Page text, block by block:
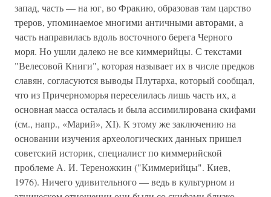
запад, часть — на юг, во Фракию, образовав там царство
треров, упоминаемое многими античными авторами, а
часть направилась вдоль восточного берега Черного
моря. Но ушли далеко не все киммерийцы. С текстами
"Велесовой Книги", которая называет их в числе предков
славян, согласуются выводы Плутарха, который сообщал,
что из Причерноморья переселилась лишь часть их, а
основная масса осталась и была ассимилирована скифами
(см., напр., «Марий», XI). К этому же заключению на
основании изучения археологических данных пришел
советский историк, специалист по киммерийской
проблеме А. И. Тереножкин ("Киммерийцы". Киев,
1976). Ничего удивительного — ведь в культурном и